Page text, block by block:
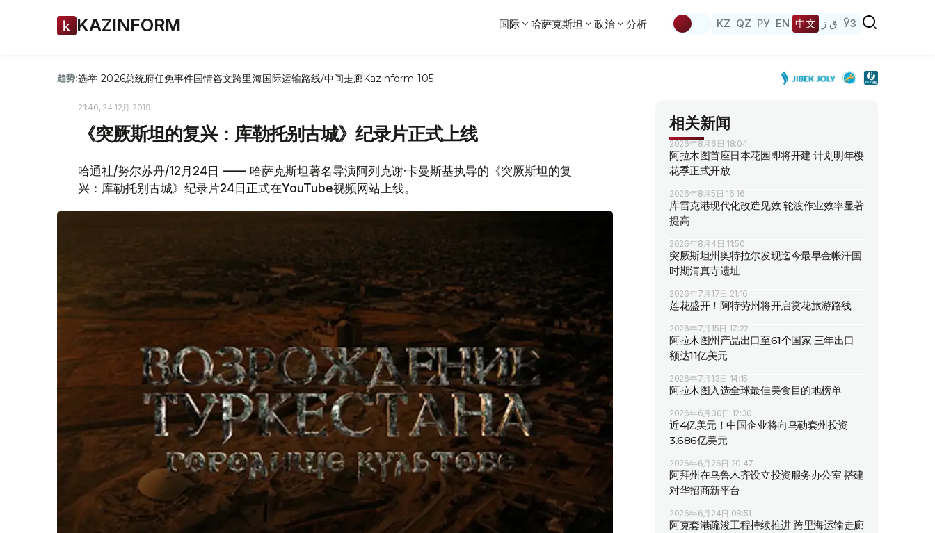
KAZINFORM 国际 哈萨克斯坦 政治 分析 KZ QZ РУ EN 中文 ق ز ЎЗ
趋势:选举-2026总统府任免事件国情咨文跨里海国际运输路线/中间走廊Kazinform-105
21:40, 24 12月 2019
《突厥斯坦的复兴：库勒托别古城》纪录片正式上线
哈通社/努尔苏丹/12月24日 —— 哈萨克斯坦著名导演阿列克谢·卡曼斯基执导的《突厥斯坦的复
兴：库勒托别古城》纪录片24日正式在YouTube视频网站上线。
相关新闻
2026年8月6日 18:04
阿拉木图首座日本花园即将开建 计划明年樱
花季正式开放
2026年8月5日 16:16
库雷克港现代化改造见效 轮渡作业效率显著
提高
2026年8月4日 11:50
突厥斯坦州奥特拉尔发现迄今最早金帐汗国
时期清真寺遗址
2026年7月17日 21:16
莲花盛开！阿特劳州将开启赏花旅游路线
2026年7月15日 17:22
阿拉木图州产品出口至61个国家 三年出口
额达11亿美元
2026年7月13日 14:15
阿拉木图入选全球最佳美食目的地榜单
2026年6月30日 12:30
近4亿美元！中国企业将向乌勒套州投资
3.686亿美元
2026年6月26日 20:47
阿拜州在乌鲁木齐设立投资服务办公室 搭建
对华招商新平台
2026年6月24日 08:51
阿克套港疏浚工程持续推进 跨里海运输走廊